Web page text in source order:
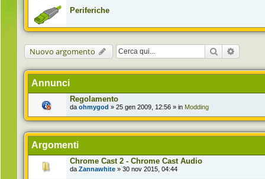
Periferiche
Nuovo argomento Cerca
Annunci
Regolamento
da ohmygod » 25 gen 2009, 12:56 » in Modding
Argomenti
Chrome Cast 2 - Chrome Cast Audio
da Zannawhite » 30 nov 2015, 04:44